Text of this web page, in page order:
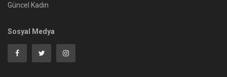
Güncel Kadın
Sosyal Medya